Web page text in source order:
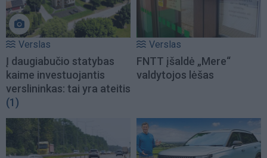
Verslas
Į daugiabučio statybas
kaime investuojantis
verslininkas: tai yra ateitis
(1)
Verslas
FNTT įšaldė „Mere“
valdytojos lėšas